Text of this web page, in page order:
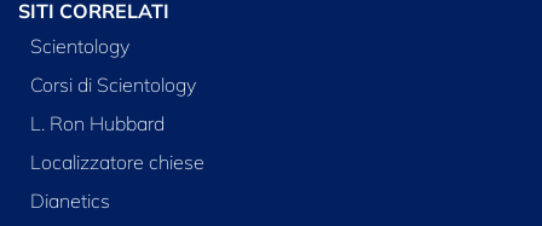
SITI CORRELATI
Scientology
Corsi di Scientology
L. Ron Hubbard
Localizzatore chiese
Dianetics